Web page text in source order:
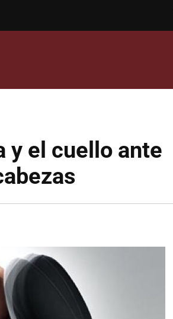
y el cuello ante